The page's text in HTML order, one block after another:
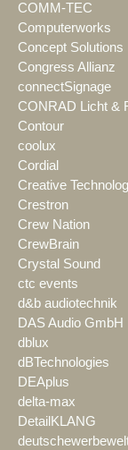
COMM-TEC
Computerworks
Concept Solutions
Congress Allianz
connectSignage
CONRAD Licht &
Contour
coolux
Cordial
Creative
Crestron
Crew Nation
CrewBrain
Crystal Sound
ctc events
d&b audiotechnik
DAS Audio GmbH
dblux
dBTechnologies
DEAplus
delta-max
DetailKLANG